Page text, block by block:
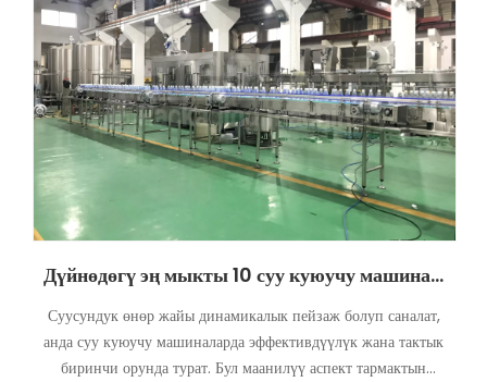
Дүйнөдөгү эң мыкты 10 суу куюучу машина өндүрүүчүлөр (2026-ж. колдонмо)
Суусундук өнөр жайы динамикалык пейзаж болуп саналат,
анда суу куюучу машиналарда эффективдүүлүк жана тактык
биринчи орунда турат. Бул маанилүү аспект тармактын